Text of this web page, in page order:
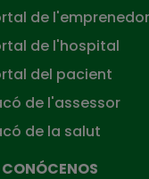
de l'emprenedor
de l'hospital
del pacient
de l'assessor
de la salut
CONÓCENOS